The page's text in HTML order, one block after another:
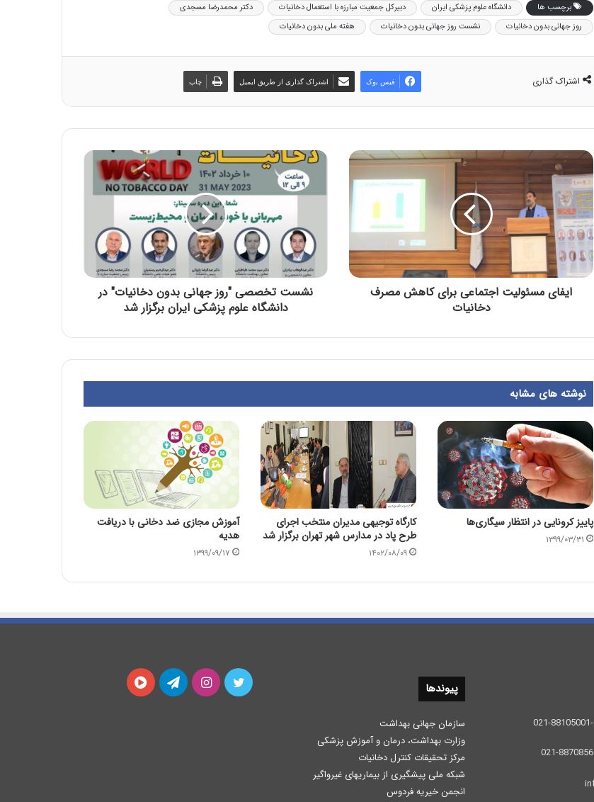
برچسب ها دانشگاه علوم پزشکی ایران دبیرکل جمعیت مبارزه با استعمال دخانیات
دکتر محمدرضا مسجدی
روز جهانی بدون دخانیات
نشست روز جهانی بدون دخانیات هفته ملی بدون دخانیات
اشتراک گذاری فیس بوک اشتراک گذاری از طریق ایمیل چاپ
ایفای مسئولیت اجتماعی برای کاهش مصرف
دخانیات
نشست تخصصی "روز جهانی بدون دخانیات" در
دانشگاه علوم پزشکی ایران برگزار شد
نوشته های مشابه
پاییز کرونایی در انتظار سیگاری‌ها
۱۳۹۹/۰۳/۳۱
کارگاه توجیهی مدیران منتخب اجرای
طرح پاد در مدارس شهر تهران برگزار شد
۱۴۰۲/۰۸/۰۹
آموزش مجازی ضد دخانی با دریافت
هدیه
۱۳۹۹/۰۹/۱۷
پیوندها
سازمان جهانی بهداشت
وزارت بهداشت، درمان و آموزش پزشكی
مرکز تحقیقات کنترل دخانیات
شبکه ملی پیشگیری از بیماریهای غیرواگیر
انجمن خیریه فردوس
توییتر اینستاگرامتلگرام آپارات